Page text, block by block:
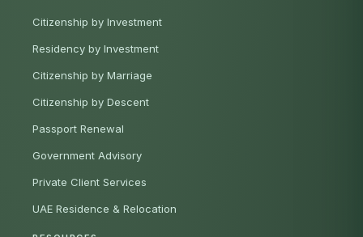
Citizenship by Investment
Residency by Investment
Citizenship by Marriage
Citizenship by Descent
Passport Renewal
Government Advisory
Private Client Services
UAE Residence & Relocation